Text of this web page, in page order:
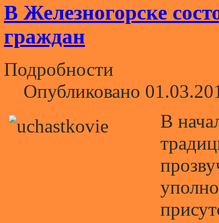
В Железногорске
граждан
Подробности
Опубликовано
В